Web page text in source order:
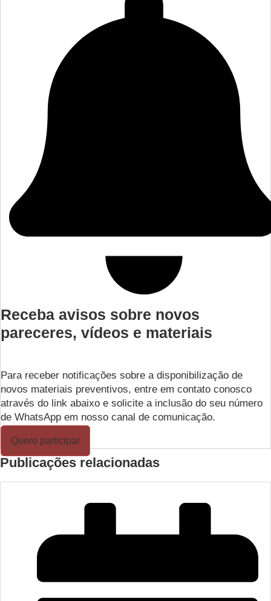
Receba avisos sobre novos
pareceres, vídeos e materiais
Para receber notificações sobre a disponibilização de
novos materiais preventivos, entre em contato conosco
através do link abaixo e solicite a inclusão do seu número
de WhatsApp em nosso canal de comunicação.
Quero participar
Publicações relacionadas